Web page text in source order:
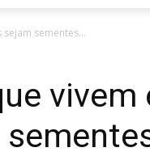
sementes...
vivem